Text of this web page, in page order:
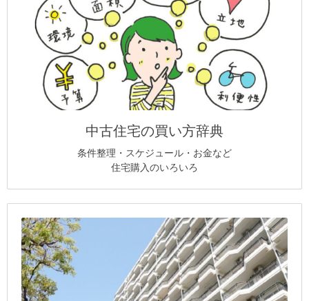
中古住宅の買い方辞典
条件整理・スケジュール・お金など
住宅購入のいろいろ